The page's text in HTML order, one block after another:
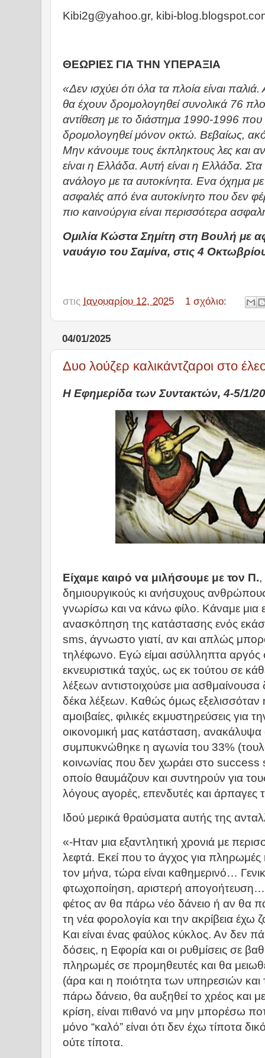
Kibi2g@yahoo.gr, kibi-
ΘΕΩΡΙΕΣ ΓΙΑ ΤΗΝ ΥΠΕΡΑΞΙΑ
«Δεν ισχύει ότι όλα τα πλοία είναι
θα έχουν δρομολογηθεί συνολικά 76
αντίθεση με το διάστημα 1990-1996 που
δρομολογηθεί μόνον οκτώ. Βεβαίως,
Μην κάνουμε τους έκπληκτους λες και
είναι η Ελλάδα. Αυτή είναι η Ελλάδα. Στα
ανάλογο με τα αυτοκίνητα. Ενα όχημα με
ασφαλές από ένα αυτοκίνητο που δεν
πιο καινούργια είναι περισσότερα
Ομιλία Κώστα Σημίτη στη Βουλή με
ναυάγιο του Σαμίνα, στις 4
στις Ιανουαρίου 12, 2025 1 σχόλιο:
04/01/2025
Δυο λούζερ καλικάντζαροι στο
Η Εφημερίδα των Συντακτών, 4-5/1/
Είχαμε καιρό να μιλήσουμε με τον Π.,
δημιουργικούς κι ανήσυχους
γνωρίσω και να κάνω φίλο. Κάναμε μια
ανασκόπηση της κατάστασης ενός
sms, άγνωστο γιατί, αν και απλώς
τηλέφωνο. Εγώ είμαι ασύλληπτα
εκνευριστικά ταχύς, ως εκ τούτου σε
λέξεων αντιστοιχούσε μια
δέκα λέξεων. Καθώς όμως εξελισσόταν
αμοιβαίες, φιλικές εκμυστηρεύσεις για
οικονομική μας κατάσταση, ανακάλυψα
συμπυκνώθηκε η αγωνία του 33%
κοινωνίας που δεν χωράει στο
οποίο θαυμάζουν και συντηρούν για τους
λόγους αγορές, επενδυτές και άρπαγες
Ιδού μερικά θραύσματα αυτής της
«-Ηταν μια εξαντλητική χρονιά με
λεφτά. Εκεί που το άγχος για πληρωμές
τον μήνα, τώρα είναι καθημερινό…
φτωχοποίηση, αριστερή
φέτος αν θα πάρω νέο δάνειο ή αν θα
τη νέα φορολογία και την ακρίβεια έχω
Και είναι ένας φαύλος κύκλος. Αν δεν
δόσεις, η Εφορία και οι ρυθμίσεις σε
πληρωμές σε προμηθευτές και θα
(άρα και η ποιότητα των υπηρεσιών και
πάρω δάνειο, θα αυξηθεί το χρέος και
κρίση, είναι πιθανό να μην μπορέσω
μόνο “καλό” είναι ότι δεν έχω τίποτα
ούτε τίποτα.